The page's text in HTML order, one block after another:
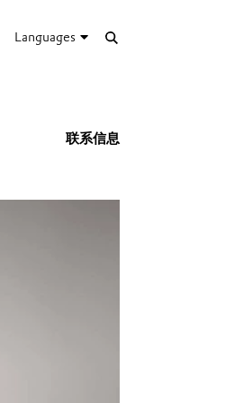
Languages
联系信息